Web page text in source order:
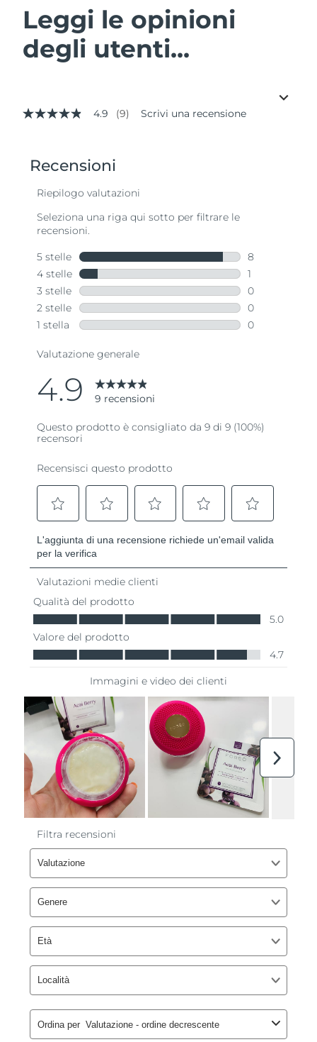
Leggi le opinioni
degli utenti...
4.9
valore
valutazione
Read
Stesso
alla
pagina.
4.9 (9) Scrivi una recensione